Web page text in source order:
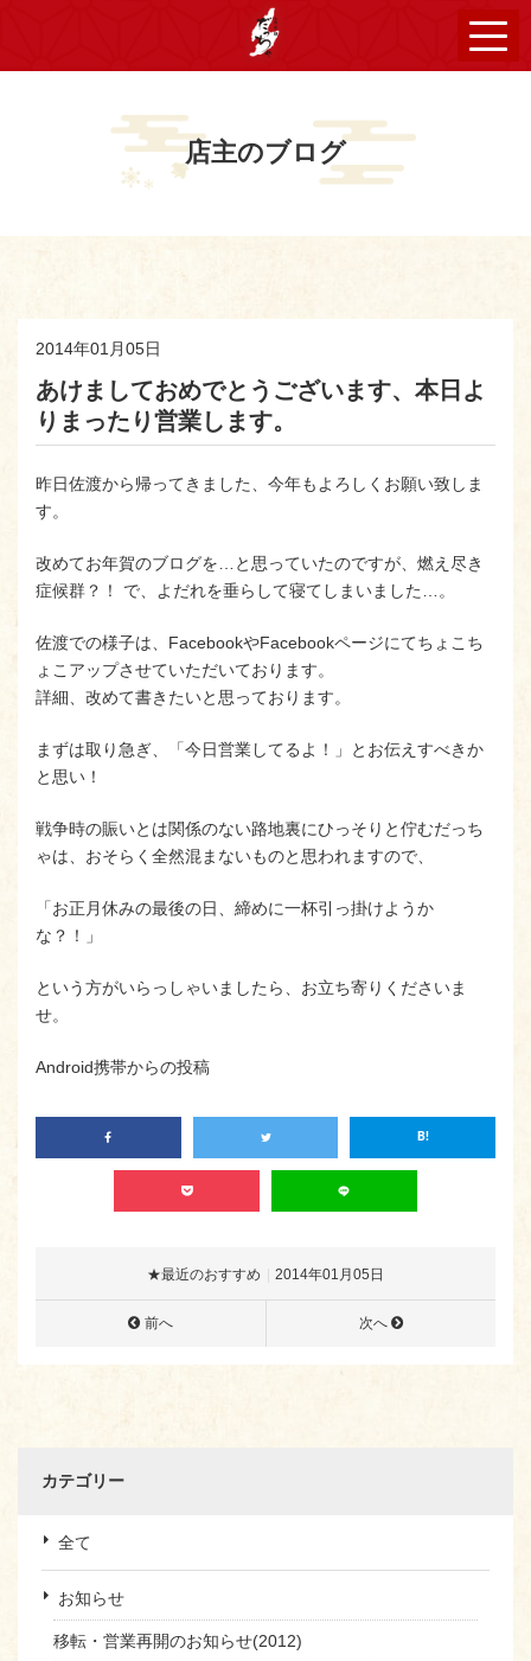
店主のブログ
2014年01月05日
あけましておめでとうございます、本日よ
りまったり営業します。
昨日佐渡から帰ってきました、今年もよろしくお願い致しま
す。
改めてお年賀のブログを…と思っていたのですが、燃え尽き
症候群？！ で、よだれを垂らして寝てしまいました…。
佐渡での様子は、FacebookやFacebookページにてちょこち
ょこアップさせていただいております。
詳細、改めて書きたいと思っております。
まずは取り急ぎ、「今日営業してるよ！」とお伝えすべきか
と思い！
戦争時の賑いとは関係のない路地裏にひっそりと佇むだっち
ゃは、おそらく全然混まないものと思われますので、
「お正月休みの最後の日、締めに一杯引っ掛けようか
な？！」
という方がいらっしゃいましたら、お立ち寄りくださいま
せ。
Android携帯からの投稿
★最近のおすすめ 2014年01月05日
前へ 次へ
カテゴリー
全て
お知らせ
移転・営業再開のお知らせ(2012)